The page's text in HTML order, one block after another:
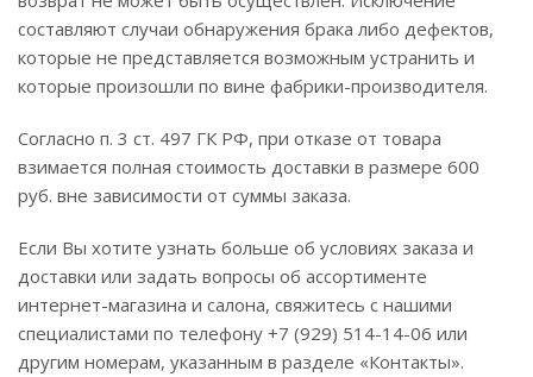
составляют случаи обнаружения брака либо дефектов,
которые не представляется возможным устранить и
которые произошли по вине фабрики-производителя.
Согласно п. 3 ст. 497 ГК РФ, при отказе от товара
взимается полная стоимость доставки в размере 600
руб. вне зависимости от суммы заказа.
Если Вы хотите узнать больше об условиях заказа и
доставки или задать вопросы об ассортименте
интернет-магазина и салона, свяжитесь с нашими
специалистами по телефону +7 (929) 514-14-06 или
другим номерам, указанным в разделе «Контакты».